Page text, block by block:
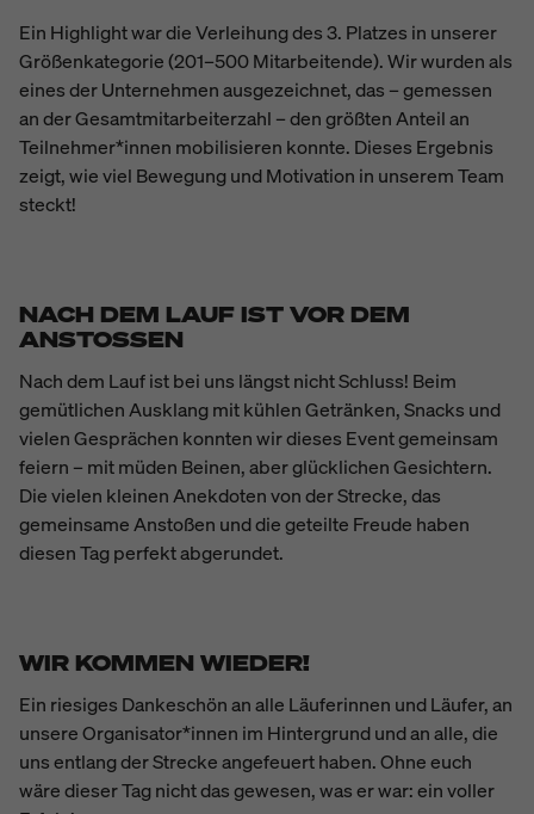
Ein Highlight war die Verleihung des 3. Platzes in unserer
Größenkategorie (201–500 Mitarbeitende). Wir wurden als
eines der Unternehmen ausgezeichnet, das – gemessen
an der Gesamtmitarbeiterzahl – den größten Anteil an
Teilnehmer*innen mobilisieren konnte. Dieses Ergebnis
zeigt, wie viel Bewegung und Motivation in unserem Team
steckt!
NACH DEM LAUF IST VOR DEM
ANSTOSSEN
Nach dem Lauf ist bei uns längst nicht Schluss! Beim
gemütlichen Ausklang mit kühlen Getränken, Snacks und
vielen Gesprächen konnten wir dieses Event gemeinsam
feiern – mit müden Beinen, aber glücklichen Gesichtern.
Die vielen kleinen Anekdoten von der Strecke, das
gemeinsame Anstoßen und die geteilte Freude haben
diesen Tag perfekt abgerundet.
WIR KOMMEN WIEDER!
Ein riesiges Dankeschön an alle Läuferinnen und Läufer, an
unsere Organisator*innen im Hintergrund und an alle, die
uns entlang der Strecke angefeuert haben. Ohne euch
wäre dieser Tag nicht das gewesen, was er war: ein voller